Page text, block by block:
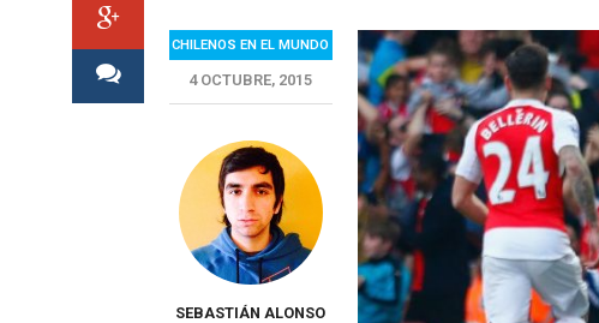
CHILENOS EN EL MUNDO
4 OCTUBRE, 2015
SEBASTIÁN ALONSO